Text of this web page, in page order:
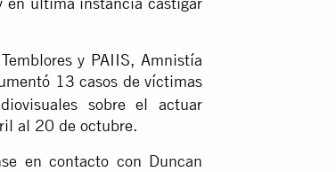
y PAIIS, Amnistía
13 casos de víctimas
sobre el actuar
al 20 de octubre.
en contacto con Duncan